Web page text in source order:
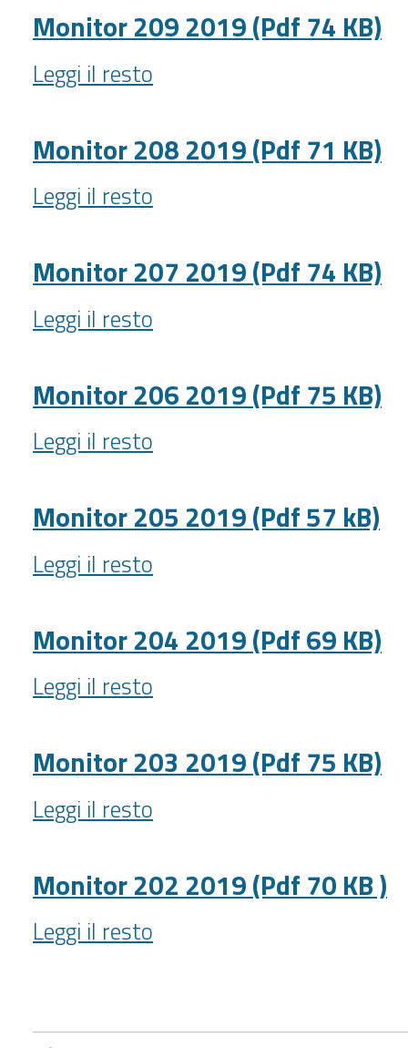
(Pdf
73
KB)
-
Monitor 209 2019 (Pdf 74 KB)
Monitor
209
(Pdf
74
KB)
-
Leggi il resto
Monitor 208 2019 (Pdf 71 KB)
Monitor
208
(Pdf
71
KB)
-
Leggi il resto
Monitor 207 2019 (Pdf 74 KB)
Monitor
207
(Pdf
74
KB)
-
Leggi il resto
Monitor 206 2019 (Pdf 75 KB)
Monitor
206
(Pdf
75
KB)
-
Leggi il resto
Monitor 205 2019 (Pdf 57 kB)
Monitor
205
(Pdf
57
kB)
-
Leggi il resto
Monitor 204 2019 (Pdf 69 KB)
Monitor
204
(Pdf
69
KB)
-
Leggi il resto
Monitor 203 2019 (Pdf 75 KB)
Monitor
203
(Pdf
75
KB)
-
Leggi il resto
Monitor 202 2019 (Pdf 70 KB )
Monitor
202
Leggi il resto